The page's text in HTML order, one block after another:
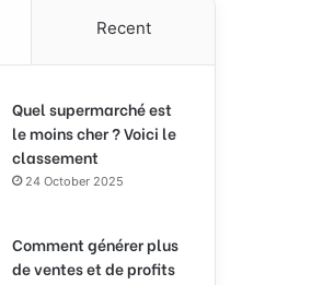
Recent
Quel supermarché est
le moins cher ? Voici le
classement
24 October 2025
Comment générer plus
de ventes et de profits